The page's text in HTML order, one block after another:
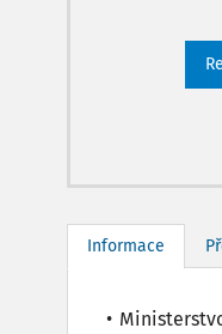
Informace